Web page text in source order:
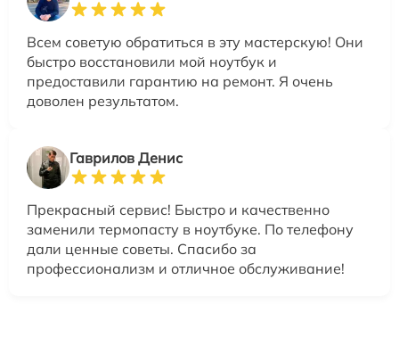
Всем советую обратиться в эту мастерскую! Они
быстро восстановили мой ноутбук и
предоставили гарантию на ремонт. Я очень
доволен результатом.
Гаврилов Денис
Прекрасный сервис! Быстро и качественно
заменили термопасту в ноутбуке. По телефону
дали ценные советы. Спасибо за
профессионализм и отличное обслуживание!